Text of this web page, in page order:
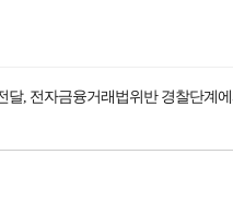
, 전자금융거래법위반 경찰단계